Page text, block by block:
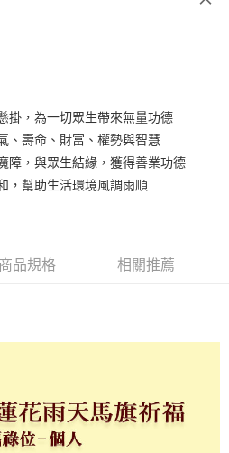
訂單成立後會自動跳轉到大哥付的交易
期的期數、繳款截止日，確認付款後即完
金額請依後續交易確認頁面所載為準。
認交易或遇審核未通過，訂單將自動取
，表示未達大哥付你分期系統評分，恕無
付你分期」於每月結算日後寄送繳費提
限公司」（以下簡稱本公司）所提供，讓
以上)免運費
出貨明細)
掛，為一切眾生帶來無量功德
、壽命、財富、權勢與智慧
障，與眾生結緣，獲得善業功德
，幫助生活環境風調雨順
商品規格 相關推薦